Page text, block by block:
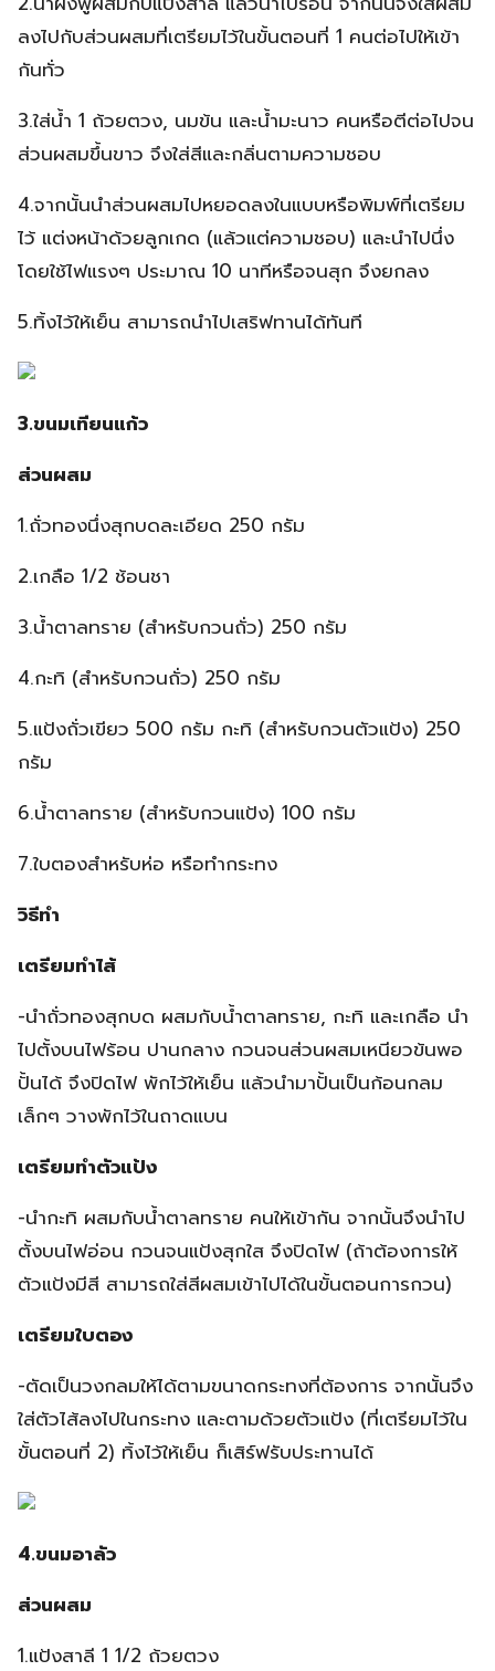
ลงไปกับส่วนผสมที่เตรียมไว้ในขั้นตอนที่ 1 คนต่อไปให้เข้า
กันทั่ว
3.ใส่น้ำ 1 ถ้วยตวง, นมข้น และน้ำมะนาว คนหรือตีต่อไปจน
ส่วนผสมขึ้นขาว จึงใส่สีและกลิ่นตามความชอบ
4.จากนั้นนำส่วนผสมไปหยอดลงในแบบหรือพิมพ์ที่เตรียม
ไว้ แต่งหน้าด้วยลูกเกด (แล้วแต่ความชอบ) และนำไปนึ่ง
โดยใช้ไฟแรงๆ ประมาณ 10 นาทีหรือจนสุก จึงยกลง
5.ทิ้งไว้ให้เย็น สามารถนำไปเสริฟทานได้ทันที
3.ขนมเทียนแก้ว
ส่วนผสม
1.ถั่วทองนึ่งสุกบดละเอียด 250 กรัม
2.เกลือ 1/2 ช้อนชา
3.น้ำตาลทราย (สำหรับกวนถั่ว) 250 กรัม
4.กะทิ (สำหรับกวนถั่ว) 250 กรัม
5.แป้งถั่วเขียว 500 กรัม กะทิ (สำหรับกวนตัวแป้ง) 250
กรัม
6.น้ำตาลทราย (สำหรับกวนแป้ง) 100 กรัม
7.ใบตองสำหรับห่อ หรือทำกระทง
วิธีทำ
เตรียมทำไส้
-นำถั่วทองสุกบด ผสมกับน้ำตาลทราย, กะทิ และเกลือ นำ
ไปตั้งบนไฟร้อน ปานกลาง กวนจนส่วนผสมเหนียวข้นพอ
ปั้นได้ จึงปิดไฟ พักไว้ให้เย็น แล้วนำมาปั้นเป็นก้อนกลม
เล็กๆ วางพักไว้ในถาดแบน
เตรียมทำตัวแป้ง
-นำกะทิ ผสมกับน้ำตาลทราย คนให้เข้ากัน จากนั้นจึงนำไป
ตั้งบนไฟอ่อน กวนจนแป้งสุกใส จึงปิดไฟ (ถ้าต้องการให้
ตัวแป้งมีสี สามารถใส่สีผสมเข้าไปได้ในขั้นตอนการกวน)
เตรียมใบตอง
-ตัดเป็นวงกลมให้ได้ตามขนาดกระทงที่ต้องการ จากนั้นจึง
ใส่ตัวไส้ลงไปในกระทง และตามด้วยตัวแป้ง (ที่เตรียมไว้ใน
ขั้นตอนที่ 2) ทิ้งไว้ให้เย็น ก็เสิร์ฟรับประทานได้
4.ขนมอาลัว
ส่วนผสม
1.แป้งสาลี 1 1/2 ถ้วยตวง